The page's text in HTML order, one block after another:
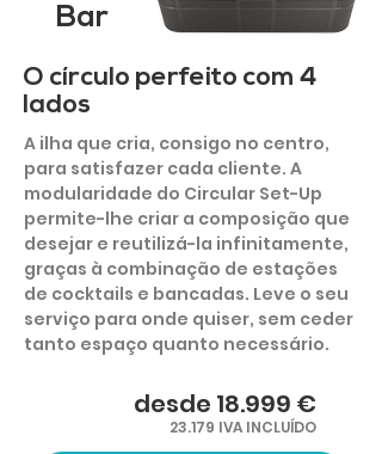
Bar
O círculo perfeito com 4
lados
A ilha que cria, consigo no centro,
para satisfazer cada cliente. A
modularidade do Circular Set-Up
permite-lhe criar a composição que
desejar e reutilizá-la infinitamente,
graças à combinação de estações
de cocktails e bancadas. Leve o seu
serviço para onde quiser, sem ceder
tanto espaço quanto necessário.
desde 18.999 €
23.179 IVA INCLUÍDO